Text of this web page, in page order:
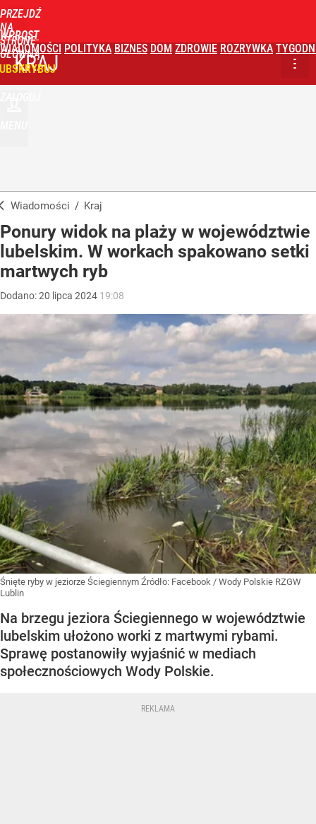
PRZEJDŹ
NA
STRONĘ
GŁÓWNĄ
WPROST
WIADOMOŚCI POLITYKA BIZNES DOM ZDROWIE ROZRYWKA
KRAJ
Wiadomości / Kraj
Ponury widok na plaży w województwie
lubelskim. W workach spakowano setki
martwych ryb
Dodano:20 lipca 2024 19:08
Śnięte ryby w jeziorze Ściegiennym Źródło: Facebook / Wody Polskie RZGW
Lublin
Na brzegu jeziora Ściegiennego w województwie
lubelskim ułożono worki z martwymi rybami.
Sprawę postanowiły wyjaśnić w mediach
społecznościowych Wody Polskie.